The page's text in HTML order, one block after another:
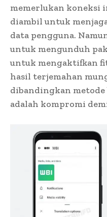
memerlukan koneksi
diambil untuk
data pengguna.
untuk mengunduh
untuk mengaktifkan
hasil terjemahan
dibandingkan
adalah kompromi